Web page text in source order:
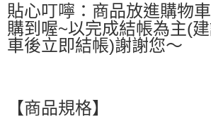
貼心叮嚀：商品放進購物
購到喔~以完成結帳為主(
車後立即結帳)謝謝您～
【商品規格】